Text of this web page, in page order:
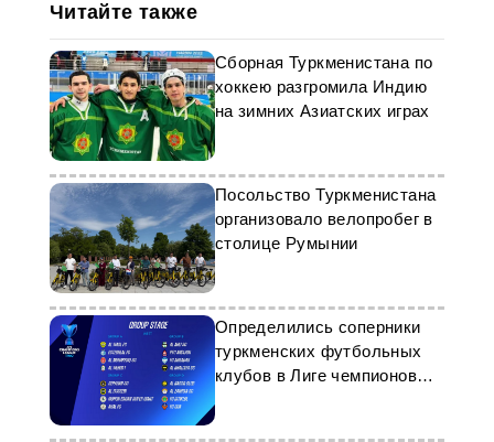
Читайте также
Сборная Туркменистана по
хоккею разгромила Индию
на зимних Азиатских играх
Посольство Туркменистана
организовало велопробег в
столице Румынии
Определились соперники
туркменских футбольных
клубов в Лиге чемпионов
АФК-2